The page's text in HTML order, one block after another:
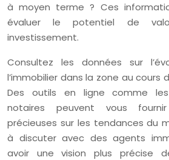
à moyen terme ? Ces
évaluer le potentiel de
investissement.
Consultez les données sur
l’immobilier dans la zone au cours
Des outils en ligne comme
notaires peuvent vous
précieuses sur les tendances du
à discuter avec des agents
avoir une vision plus précise